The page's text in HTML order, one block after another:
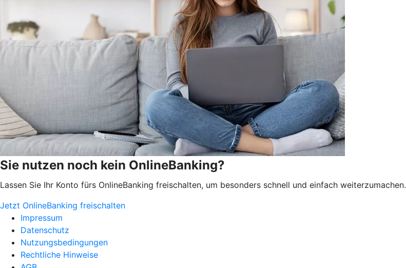
Sie nutzen noch kein OnlineBanking?
Lassen Sie Ihr Konto fürs OnlineBanking freischalten, um besonders schnell und einfach weiterzumachen.
Jetzt OnlineBanking freischalten
Impressum
Datenschutz
Nutzungsbedingungen
Rechtliche Hinweise